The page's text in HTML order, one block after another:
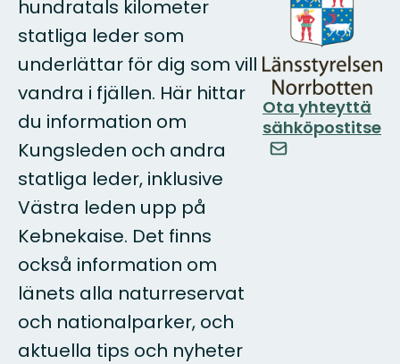
hundratals kilometer
statliga leder som
underlättar för dig som vill
vandra i fjällen. Här hittar
du information om
Kungsleden och andra
statliga leder, inklusive
Västra leden upp på
Kebnekaise. Det finns
också information om
länets alla naturreservat
och nationalparker, och
aktuella tips och nyheter
Ota yhteyttä
sähköpostitse